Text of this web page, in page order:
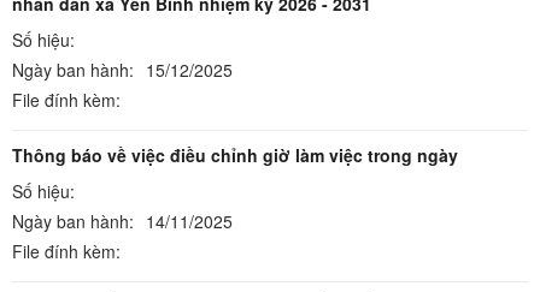
Số hiệu:
Ngày ban hành: 15/12/2025
File đính kèm:
Thông báo về việc điều chỉnh giờ làm việc trong ngày
Số hiệu:
Ngày ban hành: 14/11/2025
File đính kèm: